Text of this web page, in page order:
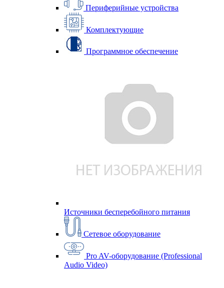
Периферийные устройства
Комплектующие
Программное обеспечение
Источники бесперебойного питания
Сетевое оборудование
Pro AV-оборудование (Professional
Audio Video)